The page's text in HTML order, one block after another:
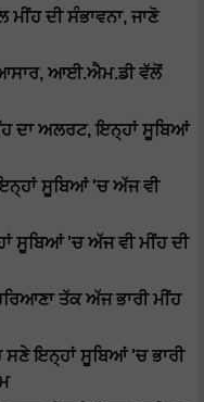
ਦੀ ਸੰਭਾਵਨਾ, ਜਾਣੋ
ਆਸਾਰ, ਆਈ.ਐਮ.ਡੀ ਵੱਲੋਂ
ਦਾ ਅਲਰਟ, ਇਨ੍ਹਾਂ ਸੂਬਿਆਂ
ਸੂਬਿਆਂ 'ਚ ਅੱਜ ਵੀ
ਸੂਬਿਆਂ 'ਚ ਅੱਜ ਵੀ ਮੀਂਹ ਦੀ
ਤੱਕ ਅੱਜ ਭਾਰੀ ਮੀਂਹ
ਸਣੇ ਇਨ੍ਹਾਂ ਸੂਬਿਆਂ 'ਚ ਭਾਰੀ